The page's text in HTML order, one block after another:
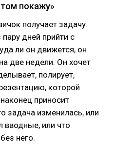
покажу»
получает задачу.
дней прийти с
ли он движется, он
две недели. Он хочет
полирует,
которой
приносит
задача изменилась, или
вводные, или что
него.